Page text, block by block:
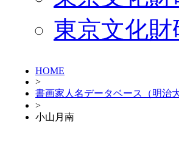
東京文化財
HOME
>
書画家人名データベース（明治
>
小山月南